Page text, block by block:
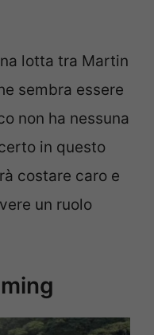
lotta tra Martin
sembra essere
non ha nessuna
in questo
costare caro e
un ruolo